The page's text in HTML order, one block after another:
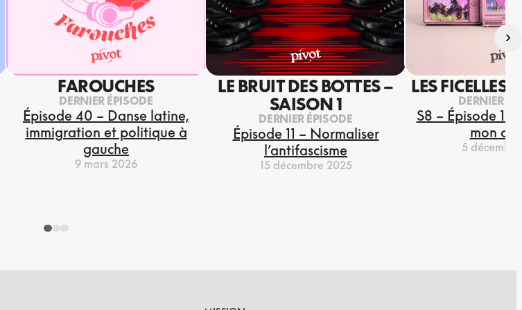
FAROUCHES
DERNIER ÉPISODE
Épisode 40 – Danse latine,
immigration et politique à
gauche
9 mars 2026
LE BRUIT DES BOTTES –
SAISON 1
DERNIER ÉPISODE
Épisode 11 – Normaliser
l’antifascisme
15 décembre 2025
LES FICELLES
DERNIER
S8 – Épisode 13
mon
5
›